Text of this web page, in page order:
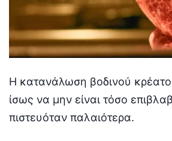
Η κατανάλωση βοδινού
ίσως να μην είναι τόσο
πιστευόταν παλαιότερα.